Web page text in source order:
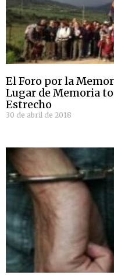
El Foro por la
Lugar de Memoria
Estrecho
30 de abril de 2018